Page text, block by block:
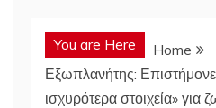
You are Here Home
Εξωπλανήτης:
ισχυρότερα στοιχεία» για